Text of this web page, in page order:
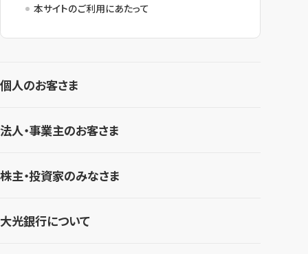
本サイトのご利用にあたって
個人のお客さま
法人・事業主のお客さま
株主・投資家のみなさま
大光銀行について